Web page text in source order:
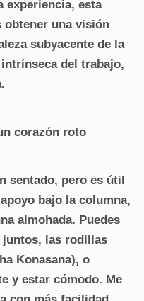
experiencia, esta
obtener una visión
subyacente de la
del trabajo,
corazón roto
sentado, pero es útil
bajo la columna,
almohada. Puedes
juntos, las rodillas
Konasana), o
y estar cómodo. Me